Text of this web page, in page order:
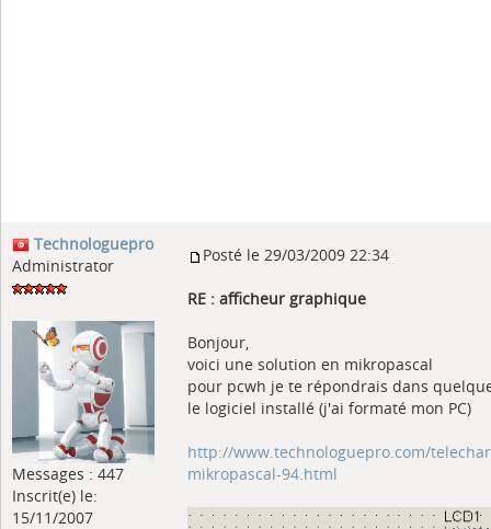
Technologuepro
Administrator
Messages : 447
Inscrit(e) le:
15/11/2007
Posté le 29/03/2009 22:34
RE : afficheur graphique
Bonjour,
voici une solution en mikropascal
pour pcwh je te répondrais dans
le logiciel installé (j'ai formaté mon PC)
http://www.technologuepro.com/
mikropascal-94.html